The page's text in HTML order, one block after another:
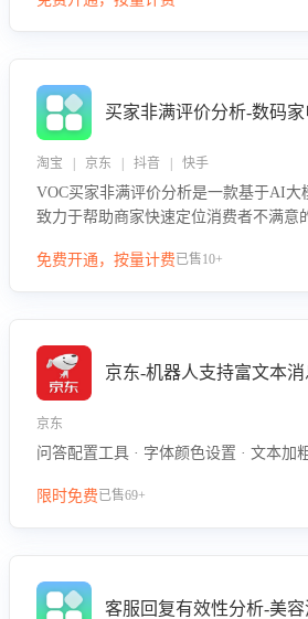
绪、归因争议根源，并客观评估客服应
买家非满评价分析-数码
淘宝 | 京东 | 抖音 | 快手
VOC买家非满评价分析是一款基于AI大
致力于帮助商家快速定位消费者不满意
或其它部门原因，明确责任归属，提供
免费开通，按量计费已售10+
京东-机器人支持富文本
京东
问答配置工具 · 字体颜色设置 · 文本加
限时免费已售69+
客服回复有效性分析-美